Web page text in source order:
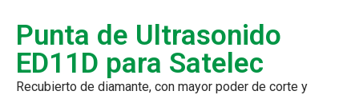
Punta de Ultrasonido
ED11D para Satelec
Recubierto de diamante, con mayor poder de corte y